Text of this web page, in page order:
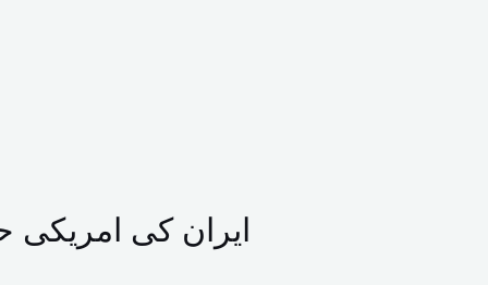
ایران کی امریکی